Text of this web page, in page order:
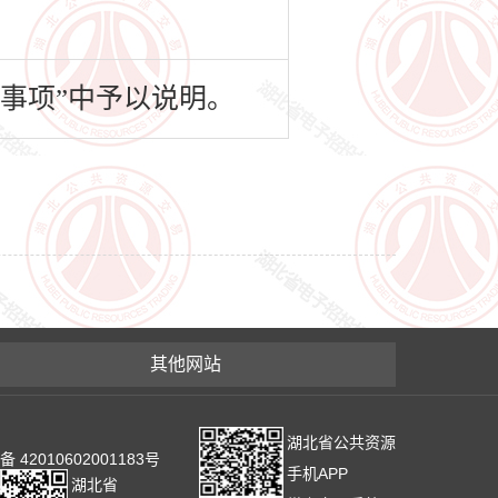
项”中予以说明。
其他网站
42010602001183号
湖北省
湖北省公共资源
手机APP